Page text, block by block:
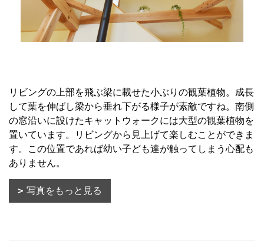
リビングの上部を飛ぶ梁に載せた小ぶりの観葉植物。成長
して葉を伸ばし梁から垂れ下がる様子が素敵ですね。南側
の窓沿いに設けたキャットウォークには大型の観葉植物を
置いています。リビングから見上げて楽しむことができま
す。この位置であれば幼い子ども達が触ってしまう心配も
ありません。
写真をもっと見る